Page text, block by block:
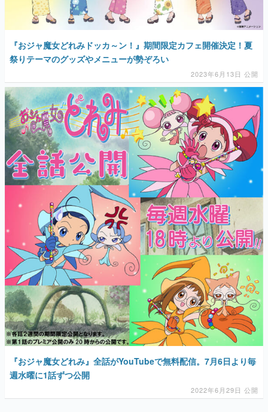
『おジャ魔女どれみドッカ～ン！』期間限定カフェ開催決定！夏
祭りテーマのグッズやメニューが勢ぞろい
2023年6月13日 公開
『おジャ魔女どれみ』全話がYouTubeで無料配信。7月6日より毎
週水曜に1話ずつ公開
2022年6月29日 公開